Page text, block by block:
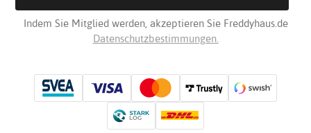
Indem Sie Mitglied werden, akzeptieren Sie Freddyhaus.de
Datenschutzbestimmungen.